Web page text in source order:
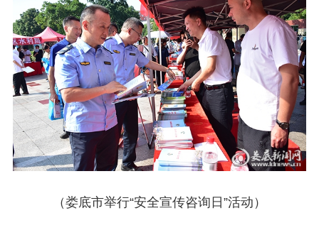
（娄底市举行“安全宣传咨询日”活动）